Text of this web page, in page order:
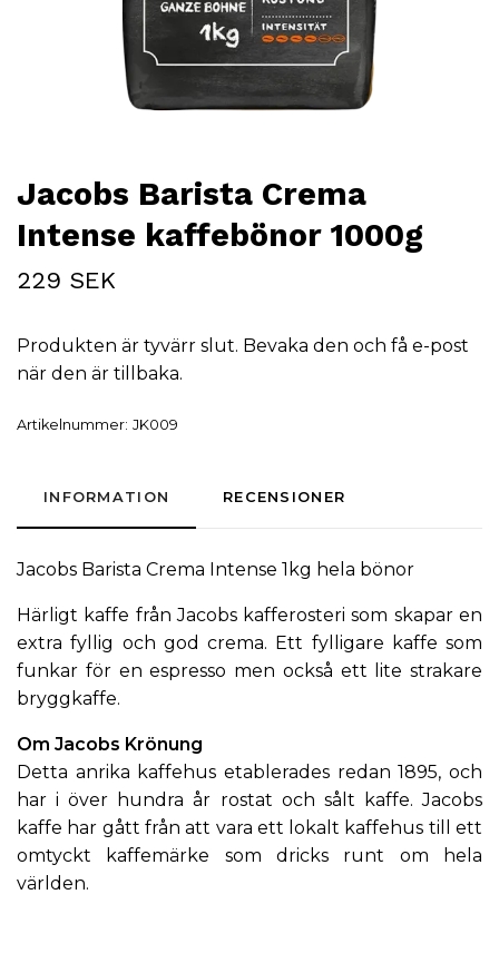
Jacobs Barista Crema
Intense kaffebönor 1000g
229 SEK
Produkten är tyvärr slut. Bevaka den och få e-post
när den är tillbaka.
Artikelnummer: JK009
INFORMATION RECENSIONER
Jacobs Barista Crema Intense 1kg hela bönor
Härligt kaffe från Jacobs kafferosteri som skapar en
extra fyllig och god crema. Ett fylligare kaffe som
funkar för en espresso men också ett lite strakare
bryggkaffe.
Om Jacobs Krönung
Detta anrika kaffehus etablerades redan 1895, och
har i över hundra år rostat och sålt kaffe.Jacobs
kaffe har gått från att vara ett lokalt kaffehus till ett
omtyckt kaffemärke som dricks runt om hela
världen.